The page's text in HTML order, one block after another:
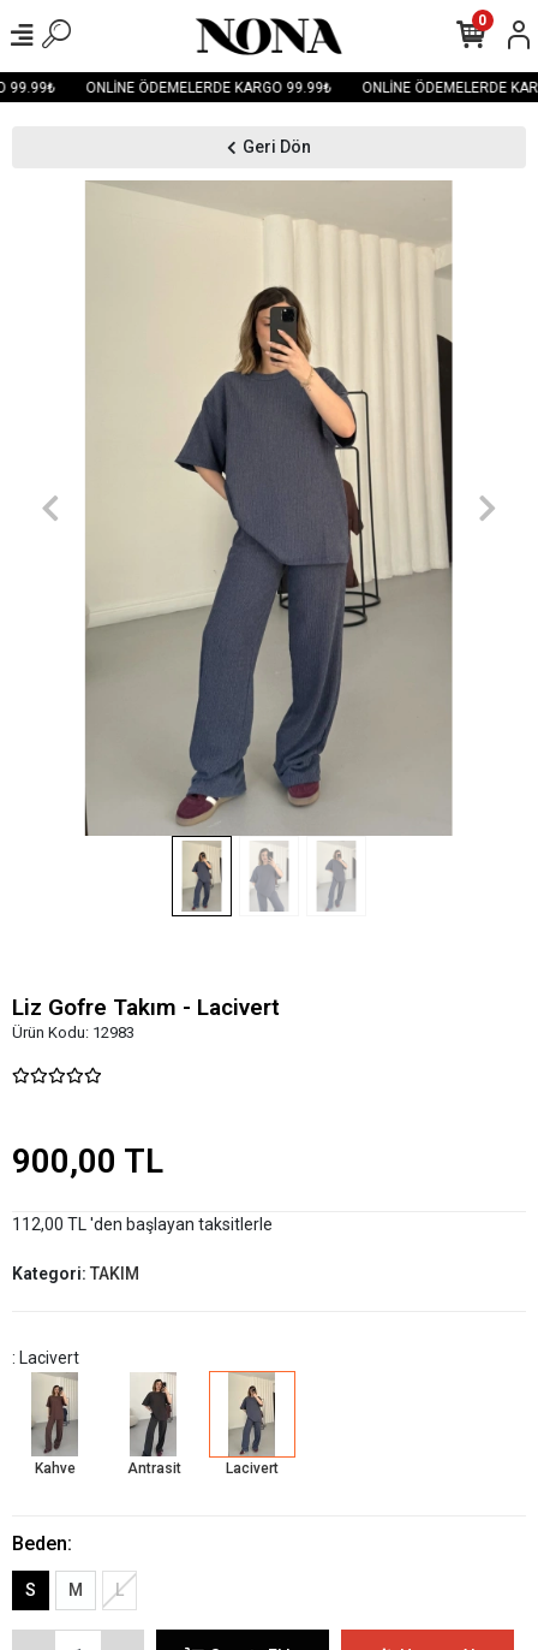
99.99₺ ONLİNE ÖDEMELERDE KARGO 99.99₺ ONLİNE ÖDEMELERDE
0
Geri Dön
Liz Gofre Takım - Lacivert
Ürün Kodu: 12983
900,00 TL
112,00 TL 'den başlayan taksitlerle
Kategori: TAKIM
: Lacivert
Kahve Antrasit Lacivert
Beden:
S M L